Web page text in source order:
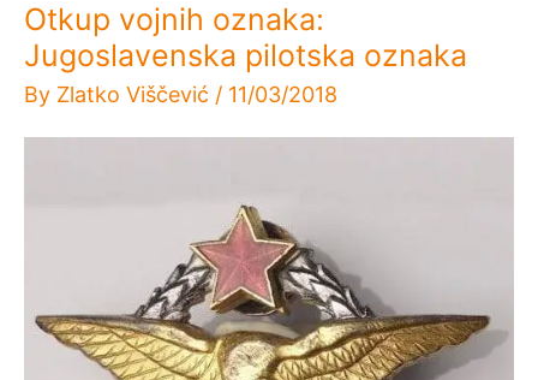
Otkup vojnih oznaka:
Jugoslavenska pilotska oznaka
By Zlatko Viščević / 11/03/2018